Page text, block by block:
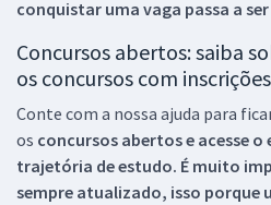
conquistar uma vaga passa a
Concursos abertos: saiba
os concursos com
Conte com a nossa ajuda para
os concursos abertos e acesse
trajetória de estudo. É muito
sempre atualizado, isso porque